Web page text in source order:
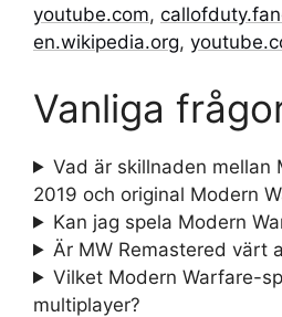
youtube.com,
en.wikipedia.org,
Vanliga
Vad är skillnaden mellan
2019 och original Modern
Kan jag spela Modern
Är MW Remastered värt
Vilket Modern Warfare-
multiplayer?